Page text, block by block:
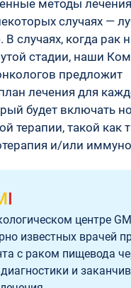
методы
случаях —
случаях, когда рак
стадии, наши
предложит
лечения для
будет включать
терапии, такой как
и/или
I
центре
известных врачей
с раком пищевода
и